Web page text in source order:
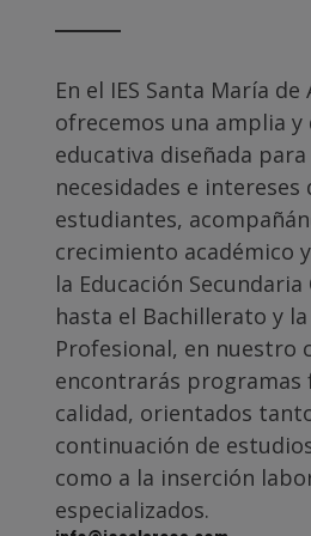
En el IES Santa María de
ofrecemos una amplia
educativa diseñada
necesidades e intereses
estudiantes,
crecimiento académico
la Educación
hasta el Bachillerato y
Profesional, en nuestro
encontrarás programas
calidad, orientados
continuación de
como a la inserción
especializados.